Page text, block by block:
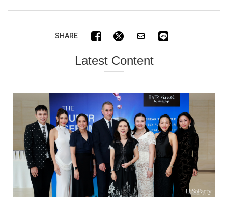
SHARE
Latest Content